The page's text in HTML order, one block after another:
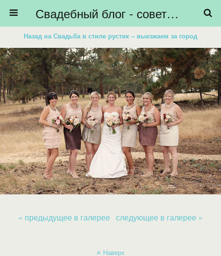
Свадебный блог - советы невестам, подготовка к свадьбе - HiBride
Назад на Свадьба в стиле рустик – выезжаем за город
« предыдущее в галерее следующее в галерее »
Наверх